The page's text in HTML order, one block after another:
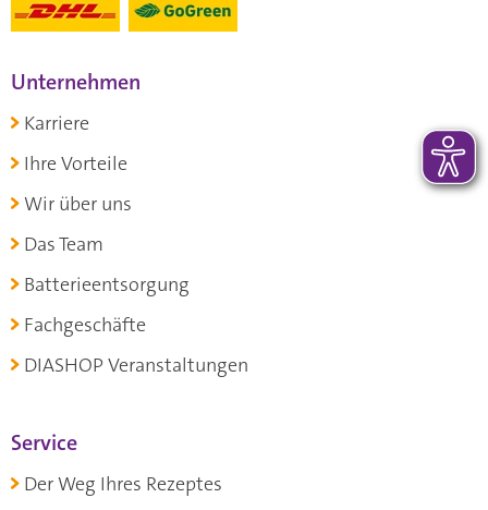
Unternehmen
Karriere
Ihre Vorteile
Wir über uns
Das Team
Batterieentsorgung
Fachgeschäfte
DIASHOP Veranstaltungen
Service
Der Weg Ihres Rezeptes